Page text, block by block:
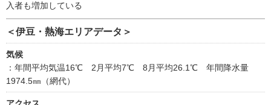
入者も増加している
＜伊豆・熱海エリアデータ＞
気候
：年間平均気温16℃ 2月平均7℃ 8月平均26.1℃ 年間降水量
1974.5㎜（網代）